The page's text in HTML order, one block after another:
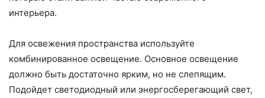
интерьера.
Для освежения пространства используйте
комбинированное освещение. Основное освещение
должно быть достаточно ярким, но не слепящим.
Подойдет светодиодный или энергосберегающий свет,